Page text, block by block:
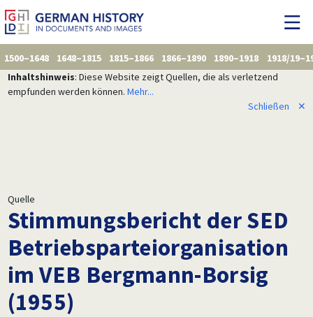
1500–1648 1648–1815 1815–1866 1866–1890 1890–1918
1918/
Inhaltshinweis: Diese Website zeigt Quellen, die als verletzend
empfunden werden können. Mehr...
Schließen
✕
Quelle
Stimmungsbericht der SED
Betriebsparteiorganisation
im VEB Bergmann-Borsig
(1955)